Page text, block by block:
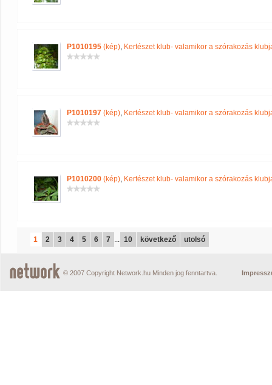
P1010195 (kép), Kertészet klub- valamikor a szórakozás
P1010197 (kép), Kertészet klub- valamikor a szórakozás
P1010200 (kép), Kertészet klub- valamikor a szórakozás
1 2 3 4 5 6 7 ... 10 következő utolsó
© 2007 Copyright Network.hu Minden jog fenntartva.